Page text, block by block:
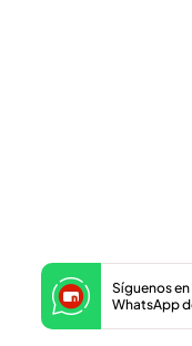
Síguenos
WhatsApp